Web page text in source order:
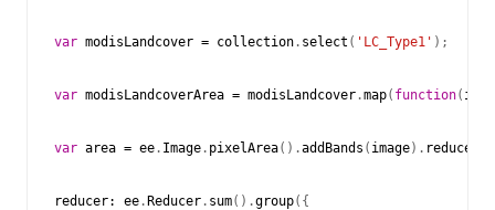
var modisLandcover = collection . select ( 'LC_Type1' );
var modisLandcoverArea = modisLandcover .map( function(
var area = ee . Image . pixelArea().addBands ( image).
reducer: ee .Reducer . sum().group({